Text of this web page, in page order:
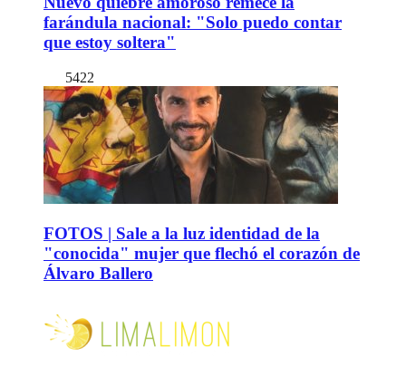
farándula nacional: "Solo puedo contar
que estoy soltera"
5422
FOTOS | Sale a la luz identidad de la
"conocida" mujer que flechó el corazón de
Álvaro Ballero